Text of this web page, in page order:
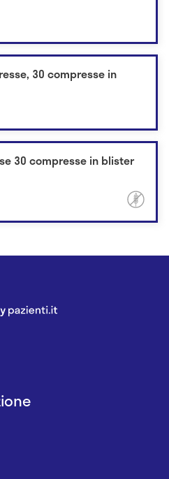
30 compresse in
30 compresse in blister